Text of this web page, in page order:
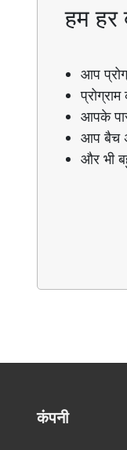
हम
आप
आपके
आप बैच
और भी
कंपनी